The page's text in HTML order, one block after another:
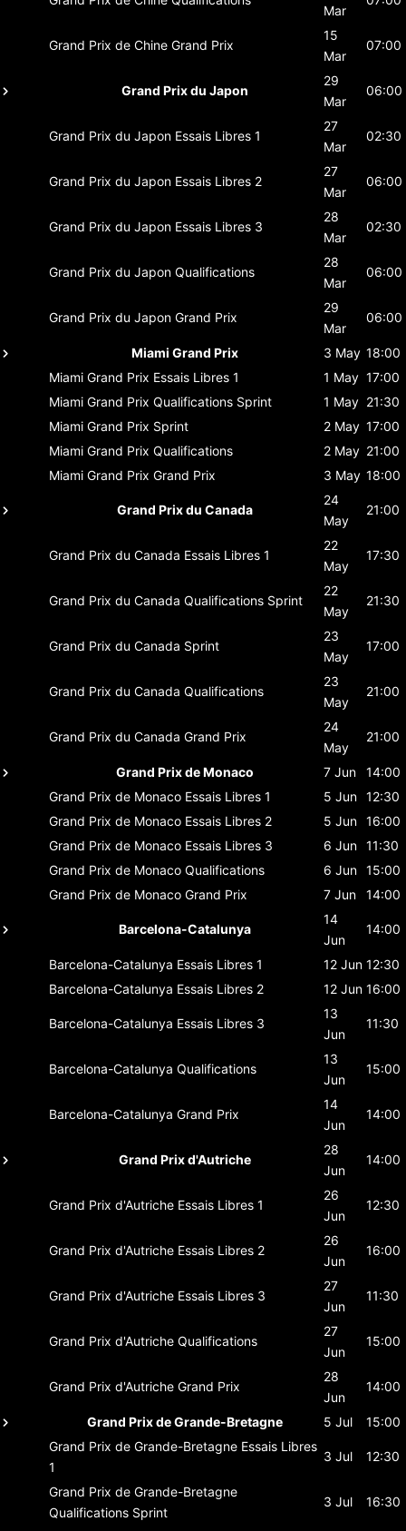
Mar
Grand Prix de Chine Grand Prix
15
Mar
07:00
Grand Prix du Japon
29
Mar
06:00
Grand Prix du Japon Essais Libres 1
27
Mar
02:30
Grand Prix du Japon Essais Libres 2
27
Mar
06:00
Grand Prix du Japon Essais Libres 3
28
Mar
02:30
Grand Prix du Japon Qualifications
28
Mar
06:00
Grand Prix du Japon Grand Prix
29
Mar
06:00
Miami Grand Prix 3 May 18:00
Miami Grand Prix Essais Libres 1 1 May 17:00
Miami Grand Prix Qualifications Sprint 1 May 21:30
Miami Grand Prix Sprint 2 May 17:00
Miami Grand Prix Qualifications 2 May 21:00
Miami Grand Prix Grand Prix 3 May 18:00
Grand Prix du Canada
24
May
21:00
Grand Prix du Canada Essais Libres 1
22
May
17:30
Grand Prix du Canada Qualifications Sprint
22
May
21:30
Grand Prix du Canada Sprint
23
May
17:00
Grand Prix du Canada Qualifications
23
May
21:00
Grand Prix du Canada Grand Prix
24
May
21:00
Grand Prix de Monaco 7 Jun
14:00
Grand Prix de Monaco Essais Libres 1 5 Jun 12:30
Grand Prix de Monaco Essais Libres 2 5 Jun 16:00
Grand Prix de Monaco Essais Libres 3 6 Jun 11:30
Grand Prix de Monaco Qualifications 6 Jun 15:00
Grand Prix de Monaco Grand Prix 7 Jun 14:00
Barcelona-Catalunya
14
Jun
14:00
Barcelona-Catalunya Essais Libres 1 12 Jun 12:30
Barcelona-Catalunya Essais Libres 2 12 Jun 16:00
Barcelona-Catalunya Essais Libres 3
13
Jun
11:30
Barcelona-Catalunya Qualifications
13
Jun
15:00
Barcelona-Catalunya Grand Prix
14
Jun
14:00
Grand Prix d'Autriche
28
Jun
14:00
Grand Prix d'Autriche Essais Libres 1
26
Jun
12:30
Grand Prix d'Autriche Essais Libres 2
26
Jun
16:00
Grand Prix d'Autriche Essais Libres 3
27
Jun
11:30
Grand Prix d'Autriche Qualifications
27
Jun
15:00
Grand Prix d'Autriche Grand Prix
28
Jun
14:00
Grand Prix de Grande-Bretagne 5 Jul
15:00
Grand Prix de Grande-Bretagne Essais Libres
1
3 Jul 12:30
Grand Prix de Grande-Bretagne
Qualifications Sprint
3 Jul 16:30